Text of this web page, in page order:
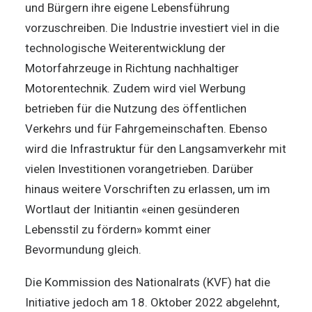
und Bürgern ihre eigene Lebensführung
vorzuschreiben. Die Industrie investiert viel in die
technologische Weiterentwicklung der
Motorfahrzeuge in Richtung nachhaltiger
Motorentechnik. Zudem wird viel Werbung
betrieben für die Nutzung des öffentlichen
Verkehrs und für Fahrgemeinschaften. Ebenso
wird die Infrastruktur für den Langsamverkehr mit
vielen Investitionen vorangetrieben. Darüber
hinaus weitere Vorschriften zu erlassen, um im
Wortlaut der Initiantin «einen gesünderen
Lebensstil zu fördern» kommt einer
Bevormundung gleich.
Die Kommission des Nationalrats (KVF) hat die
Initiative jedoch am 18. Oktober 2022 abgelehnt,